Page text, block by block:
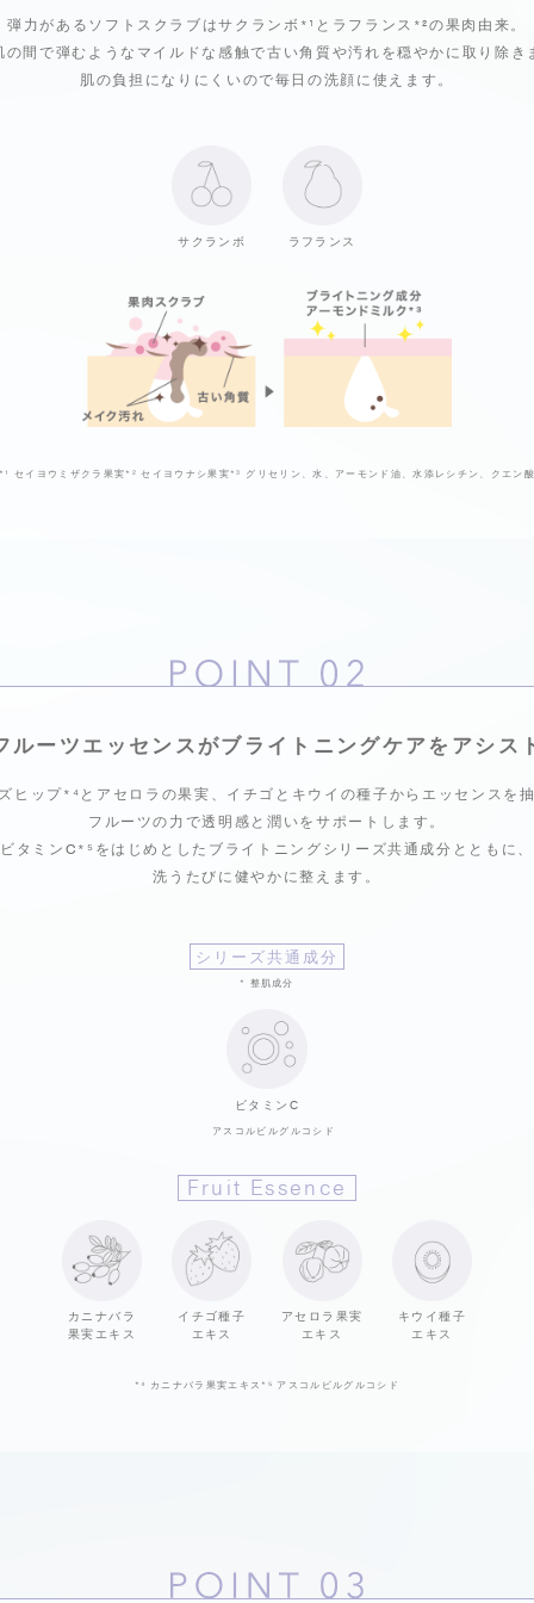
弾力があるソフトスクラブはサクランボ*¹とラフランス *²の果肉由来。
の間で弾むようなマイルドな感触で古い角質や汚れを穏やかに取り除き
肌の負担になりにくいので毎日の洗顔に使えます。
サクランボ ラフランス
セイヨウミザクラ果実*² セイヨウナシ果実*³ グリセリン、水、アーモンド油、水添レシチン、クエン酸
ルーツエッセンスがブライトニングケアをアシス
ヒップ*⁴とアセロラの果実、 イチゴとキウイの種子からエッセンスを抽
フルーツの力で透明感と潤いをサポートします。
ビタミンC*⁵をはじめとした ブライトニングシリーズ共通成分とともに、
洗うたびに健やかに整えます。
シリーズ共通成分
* 整肌成分
ビタミンC
アスコルビルグルコシド
Fruit Essence
カニナバラ
果実エキス
イチゴ種子
エキス
アセロラ果実
エキス
キウイ種子
エキス
*⁴ カニナバラ果実エキス*⁵ アスコルビルグルコシド